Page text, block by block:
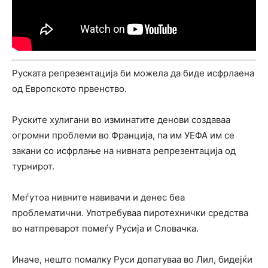
Руската репрезентација би можела да биде исфрлаена
од Европското првенство.
Руските хулигани во изминатите денови создаваа
огромни проблеми во Франција, па им УЕФА им се
закани со исфрлање на нивната репрезентација од
турнирот.
Меѓутоа нивните навивачи и денес беа
проблематични. Употребуваа пиротехнички средства
во натпреварот помеѓу Русија и Словачка.
Иначе, нешто помалку Руси допатуваа во Лил, бидејќи